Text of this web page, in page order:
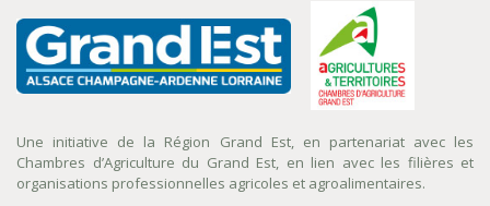
Une initiative de la Région Grand Est, en partenariat avec les
Chambres d’Agriculture du Grand Est, en lien avec les filières et
organisations professionnelles agricoles et agroalimentaires.